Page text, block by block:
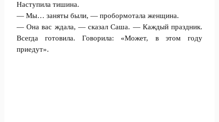
Наступила тишина.
— Мы… заняты были, — пробормотала женщина.
— Она вас ждала, — сказал Саша. — Каждый праздник.
Всегда готовила. Говорила: «Может, в этом году
приедут».